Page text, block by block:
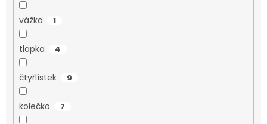
vážka 1
tlapka 4
čtyřlístek 9
kolečko 7